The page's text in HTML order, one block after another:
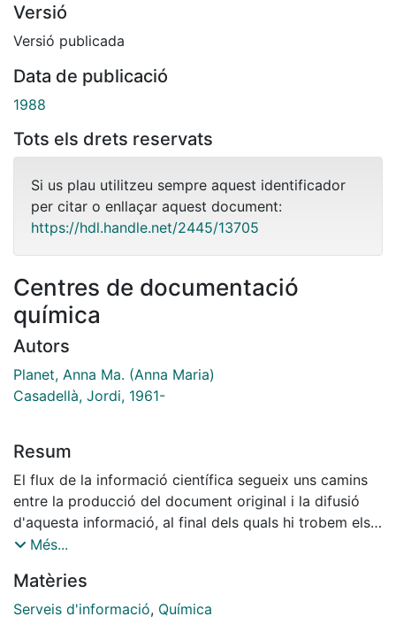
Versió
Versió publicada
Data de publicació
1988
Tots els drets reservats
Si us plau utilitzeu sempre aquest identificador
per citar o enllaçar aquest document:
https://hdl.handle.net/2445/13705
Centres de documentació
química
Autors
Planet, Anna Ma. (Anna Maria)
Casadellà, Jordi, 1961-
Resum
El flux de la informació científica segueix uns camins
entre la producció del document original i la difusió
d'aquesta informació, al final dels quals hi trobem els
centres de documentació. Així doncs, un centre de
la informació, cosa que s'aconsegueix amb unes eines
i uns serveis que s'ofereixen als usuaris (utilització
Més...
Matèries
Serveis d'informació, Química